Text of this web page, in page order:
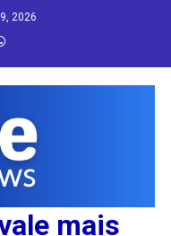
2026
mais